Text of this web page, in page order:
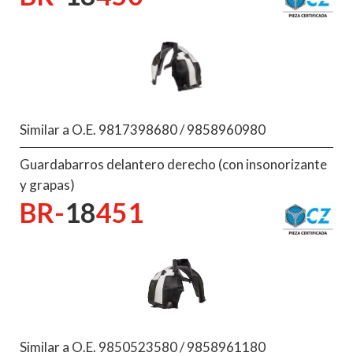
Similar a O.E. 9817398680 / 9858960980
Guardabarros delantero derecho (con insonorizante
y grapas)
BR-18451
Similar a O.E. 9850523580 / 9858961180